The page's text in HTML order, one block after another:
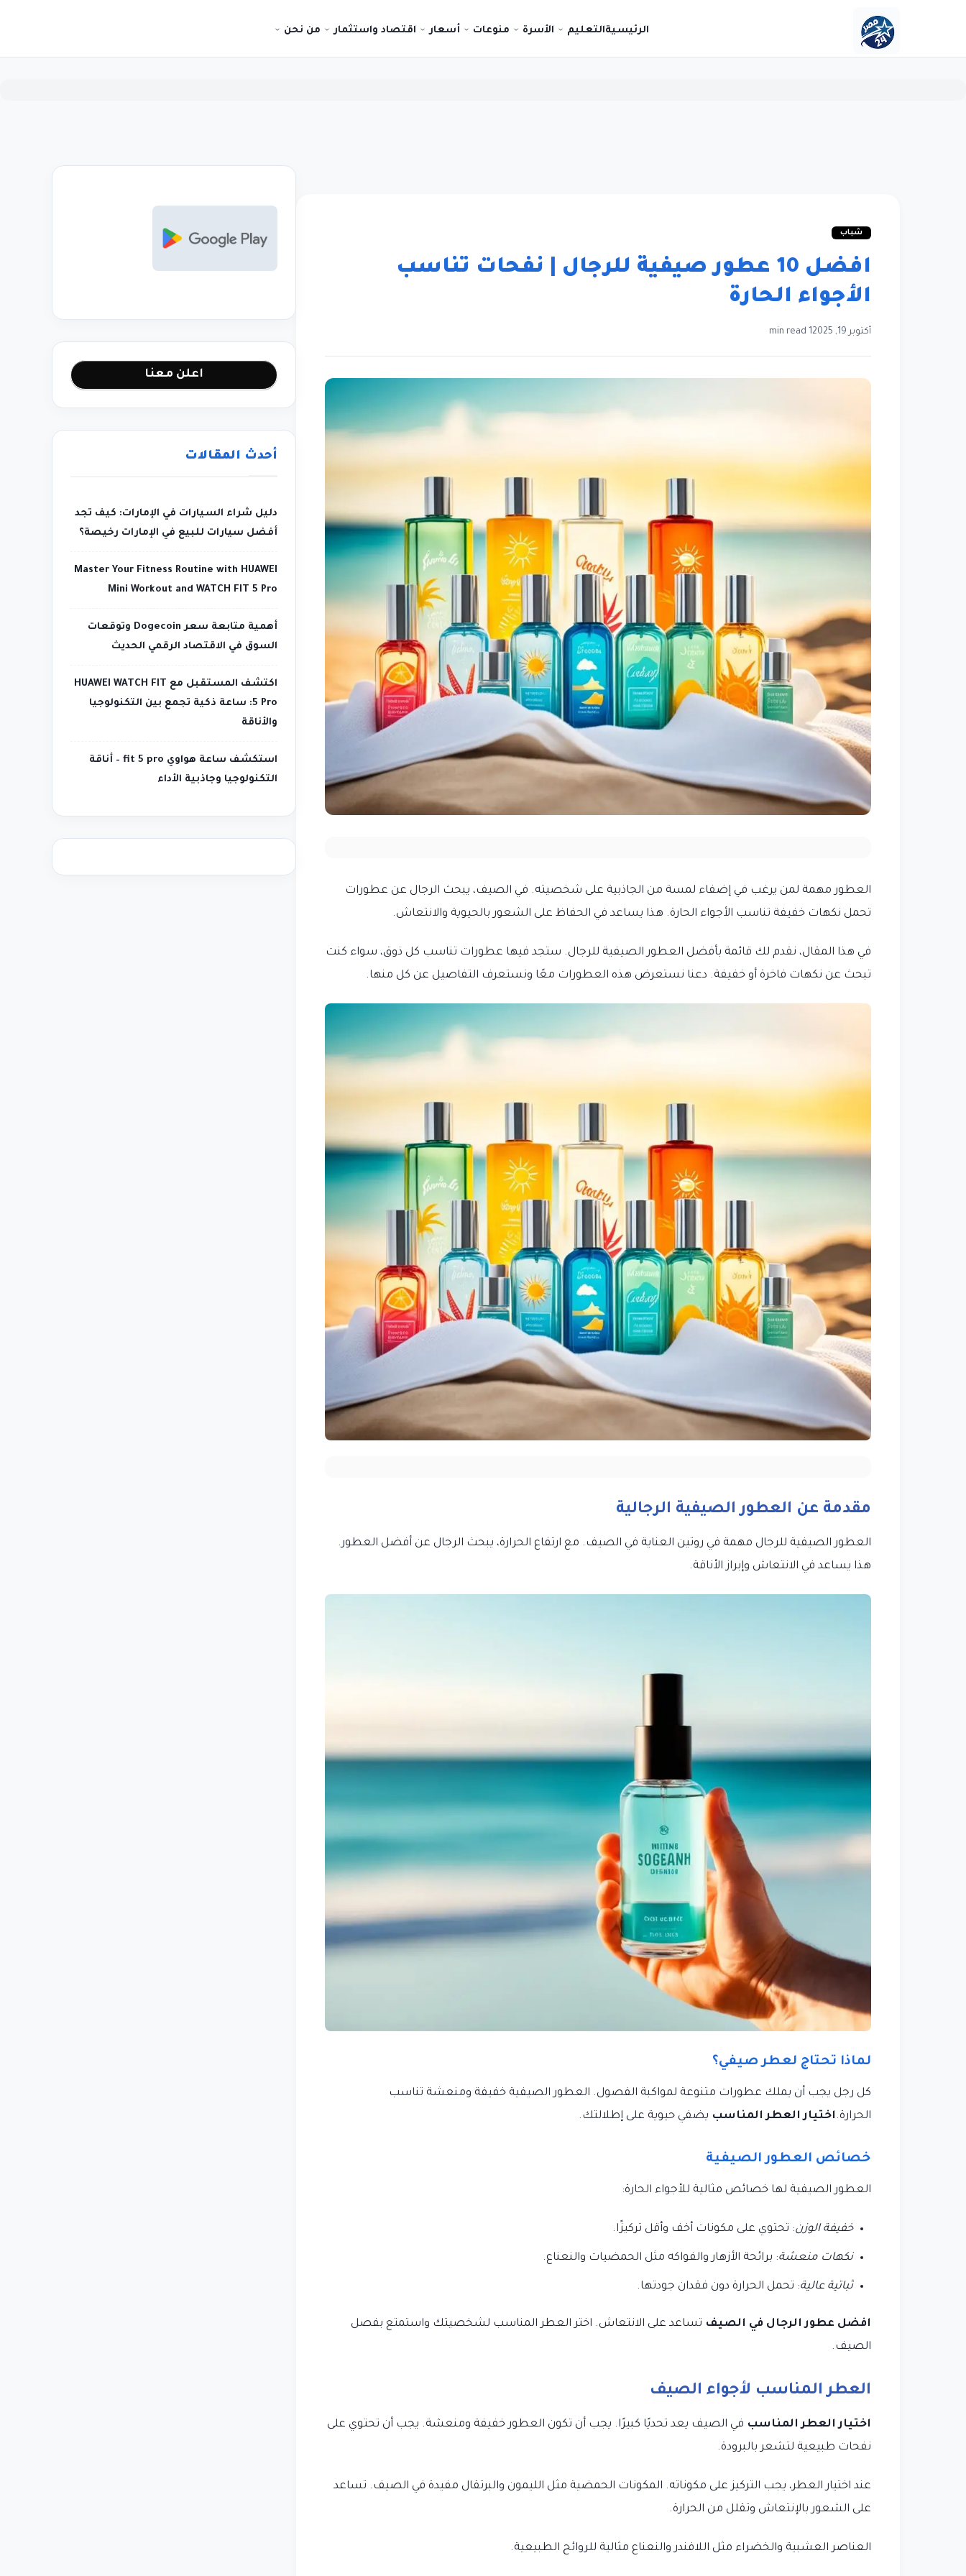
الرئيسيةالتعليم الأسرة منوعات أسعار اقتصاد واستثمار من نحن
شباب
افضل 10 عطور صيفية للرجال | نفحات تناسب
الأجواء الحارة
أكتوبر 19, 2025 1 min read
العطور مهمة لمن يرغب في إضفاء لمسة من الجاذبية على شخصيته. في الصيف، يبحث الرجال عن عطورات
تحمل نكهات خفيفة تناسب الأجواء الحارة. هذا يساعد في الحفاظ على الشعور بالحيوية والانتعاش.
في هذا المقال، نقدم لك قائمة بأفضل العطور الصيفية للرجال. ستجد فيها عطورات تناسب كل ذوق، سواء كنت
تبحث عن نكهات فاخرة أو خفيفة. دعنا نستعرض هذه العطورات معًا ونستعرف التفاصيل عن كل منها.
مقدمة عن العطور الصيفية الرجالية
العطور الصيفية للرجال مهمة في روتين العناية في الصيف. مع ارتفاع الحرارة، يبحث الرجال عن أفضل العطور.
هذا يساعد في الانتعاش وإبراز الأناقة.
لماذا تحتاج لعطر صيفي؟
كل رجل يجب أن يملك عطورات متنوعة لمواكبة الفصول. العطور الصيفية خفيفة ومنعشة تناسب
الحرارة. اختيار العطر المناسب يضفي حيوية على إطلالتك.
خصائص العطور الصيفية
العطور الصيفية لها خصائص مثالية للأجواء الحارة:
خفيفة الوزن: تحتوي على مكونات أخف وأقل تركيزًا.
نكهات منعشة: برائحة الأزهار والفواكه مثل الحمضيات والنعناع.
ثباتية عالية: تحمل الحرارة دون فقدان جودتها.
افضل عطور الرجال في الصيف تساعد على الانتعاش. اختر العطر المناسب لشخصيتك واستمتع بفصل
الصيف.
العطر المناسب لأجواء الصيف
اختيار العطر المناسب في الصيف يعد تحديًا كبيرًا. يجب أن تكون العطور خفيفة ومنعشة. يجب أن تحتوي على
نفحات طبيعية لتشعر بالبرودة.
عند اختيار العطر، يجب التركيز على مكوناته. المكونات الحمضية مثل الليمون والبرتقال مفيدة في الصيف. تساعد
على الشعور بالإنتعاش وتقلل من الحرارة.
العناصر العشبية والخضراء مثل اللافندر والنعناع مثالية للروائح الطبيعية.
اعلن معنا
أحدث المقالات
دليل شراء السيارات في الإمارات: كيف تجد
أفضل سيارات للبيع في الإمارات رخيصة؟
Master Your Fitness Routine with HUAWEI
Mini Workout and WATCH FIT 5 Pro
أهمية متابعة سعر Dogecoin وتوقعات
السوق في الاقتصاد الرقمي الحديث
اكتشف المستقبل مع HUAWEI WATCH FIT
5 Pro: ساعة ذكية تجمع بين التكنولوجيا
والأناقة
استكشف ساعة هواوي fit 5 pro – أناقة
التكنولوجيا وجاذبية الأداء